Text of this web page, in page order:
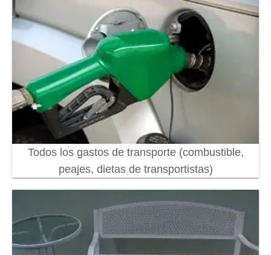
Todos los gastos de transporte (combustible,
peajes, dietas de transportistas)